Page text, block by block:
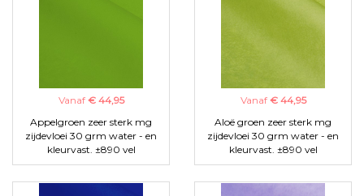
Vanaf € 44,95
Appelgroen zeer sterk mg
zijdevloei 30 grm water - en
kleurvast. ±890 vel
Vanaf € 44,95
Aloë groen zeer sterk mg
zijdevloei 30 grm water - en
kleurvast. ±890 vel